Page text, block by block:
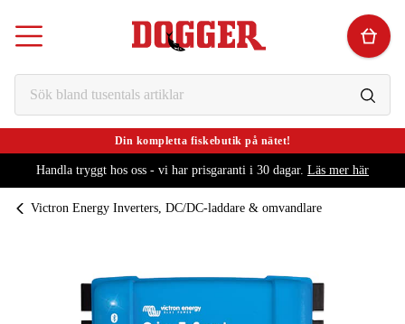
Din kompletta fiskebutik på nätet!
Handla tryggt hos oss - vi har prisgaranti i 30 dagar. Läs mer här
Victron Energy Inverters, DC/DC-laddare & omvandlare